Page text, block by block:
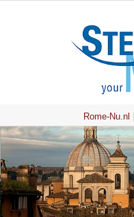
Rome-Nu.nl